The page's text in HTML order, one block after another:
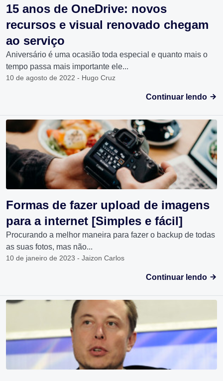
15 anos de OneDrive: novos
recursos e visual renovado chegam
ao serviço
Aniversário é uma ocasião toda especial e quanto mais o
tempo passa mais importante ele...
10 de agosto de 2022 - Hugo Cruz
Continuar lendo
Formas de fazer upload de imagens
para a internet [Simples e fácil]
Procurando a melhor maneira para fazer o backup de todas
as suas fotos, mas não...
10 de janeiro de 2023 - Jaizon Carlos
Continuar lendo